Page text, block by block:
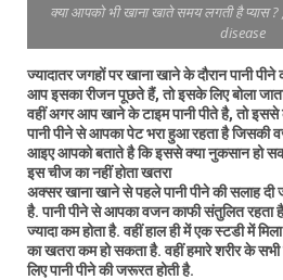
क्या आपको भी खाना खाते समय लगती है प्यास
disease
ज्यादातर जगहों पर खाना खाने के दौरान पानी
आप इसका रीजन पूछते हैं, तो इसके लिए बोला
वहीं अगर आप खाने के टाइम पानी पीते है, तो इससे
पानी पीने से आपका पेट भरा हुआ रहता है
आइए आपको बताते है कि इससे क्या नुकसान हो
इस चीज का नहीं होता खतरा
अक्सर खाना खाने से पहले पानी पीने की सलाह
है. पानी पीने से आपका वजन काफी संतुलित
ज्यादा कम होता है. वहीं हाल ही में एक स्टडी में
का खतरा कम हो सकता है. वहीं हमारे शरीर के
लिए पानी पीने की जरूरत होती है.